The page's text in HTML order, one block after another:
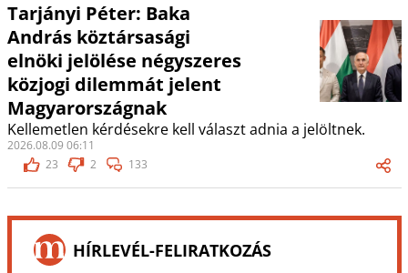
Tarjányi Péter: Baka
András köztársasági
elnöki jelölése négyszeres
közjogi dilemmát jelent
Magyarországnak
Kellemetlen kérdésekre kell választ adnia a jelöltnek.
2026.08.09 06:11
23
2 133
HÍRLEVÉL-FELIRATKOZÁS